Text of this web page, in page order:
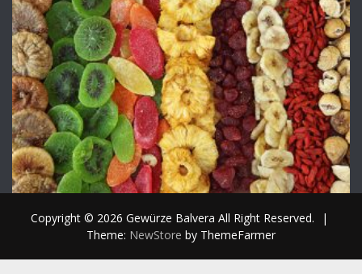
Copyright © 2026 Gewürze Balvera All Right Reserved.
|
Theme: NewStore by ThemeFarmer